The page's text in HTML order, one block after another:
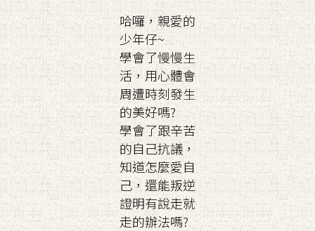
哈囉，親愛的
少年仔~
學會了慢慢生
活，用心體會
周遭時刻發生
的美好嗎?
學會了跟辛苦
的自己抗議，
知道怎麼愛自
己，還能叛逆
證明有說走就
走的辦法嗎?